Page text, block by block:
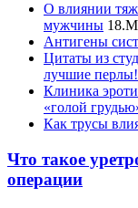
О влиянии
мужчины
Антигены
Цитаты из
лучшие перлы!
Клиника
«голой
Как трусы
Что такое
операции